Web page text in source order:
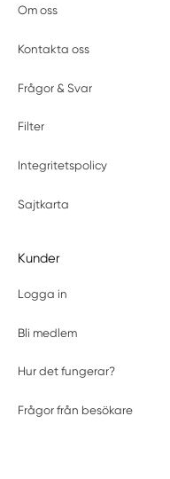
Om oss
Kontakta oss
Frågor & Svar
Filter
Integritetspolicy
Sajtkarta
Kunder
Logga in
Bli medlem
Hur det fungerar?
Frågor från besökare